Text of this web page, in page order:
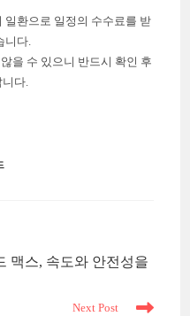
일환으로 일정의 수수료를 받
니다.
을 수 있으니 반드시 확인 후
다.
맥스, 속도와 안전성을
Next Post